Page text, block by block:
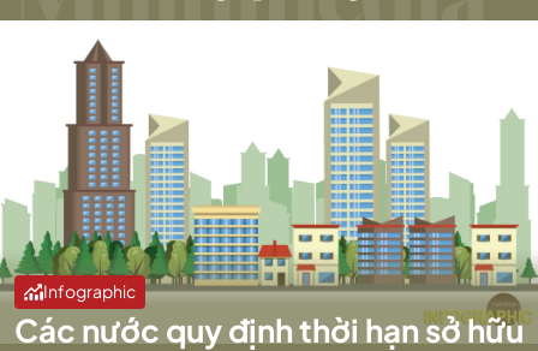
Infographic
Các nước quy định thời hạn sở hữu